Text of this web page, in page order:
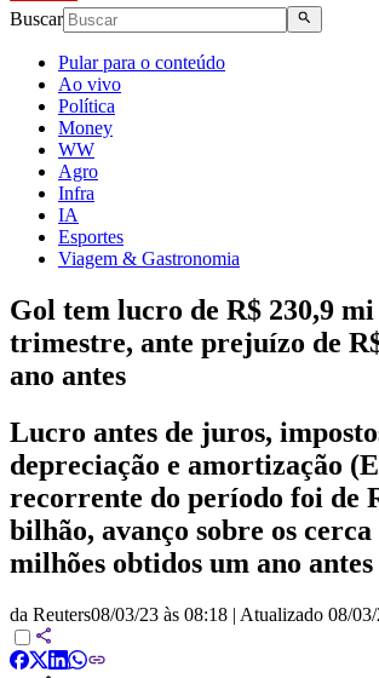
Buscar
Pular para o conteúdo
Ao vivo
Política
Money
WW
Agro
Infra
IA
Esportes
Viagem & Gastronomia
Gol tem lucro de R$ 230,9 mi
trimestre, ante prejuízo de
ano antes
Lucro antes de juros,
depreciação e amortização
recorrente do período foi de
bilhão, avanço sobre os cerca
milhões obtidos um ano antes
da Reuters08/03/23 às 08:18 | Atualizado 08/